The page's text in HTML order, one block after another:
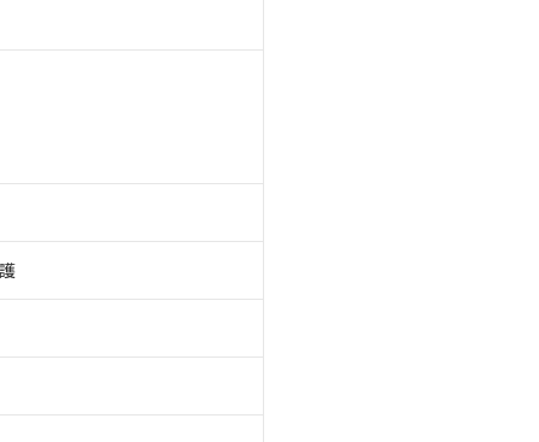
うえご利用ください。
）の非含有に対応した製品が提供可能な商品です。
の非含有に対応した製品に切り替える予定のある商品です。
質）の非含有に非対応の商品で、対応品を出す予定はありません。
質）の非含有の対応状況を調査中または確認中の商品です。
で、有害物質有無と関係のない商品です。